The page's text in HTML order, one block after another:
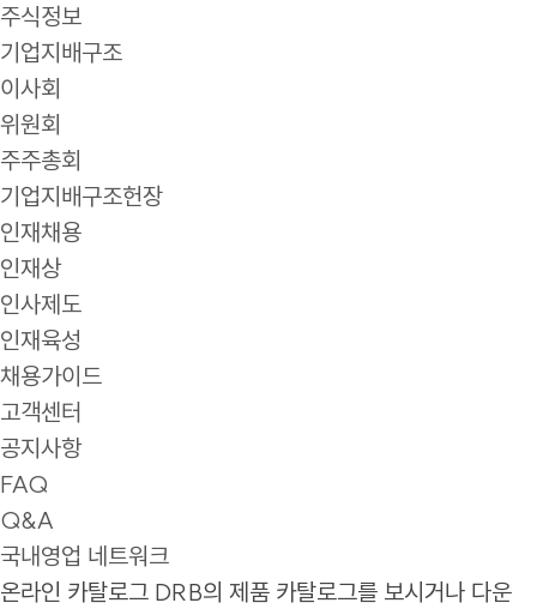
주식정보
기업지배구조
이사회
위원회
주주총회
기업지배구조헌장
인재채용
인재상
인사제도
인재육성
채용가이드
고객센터
공지사항
FAQ
Q&A
국내영업 네트워크
온라인 카탈로그 DRB의 제품 카탈로그를 보시거나 다운